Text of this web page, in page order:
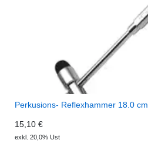
Perkusions- Reflexhammer 18.0 cm
15,10 €
exkl. 20,0% Ust